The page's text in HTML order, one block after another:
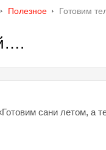
Полезное Готовим
сани летом, а